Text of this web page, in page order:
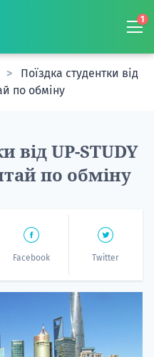
1
Поїздка студентки від
по обміну
від UP-STUDY
по обміну
Facebook Twitter